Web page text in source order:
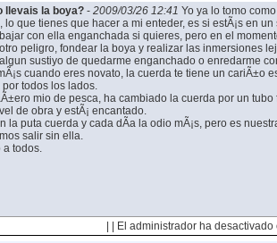
llevais la boya?- 2009/03/26 12:41 Yo ya lo tomo
lo que tienes que hacer a mi enteder, es si estÃ¡s en
con ella enganchada si quieres, pero en el
peligro, fondear la boya y realizar las inmersiones
sustiyo de quedarme enganchado o enredarme
cuando eres novato, la cuerda te tiene un cariÃ±o
todos los lados.
mio de pesca, ha cambiado la cuerda por un tubo
de obra y estÃ¡ encantado.
la puta cuerda y cada dÃ­a la odio mÃ¡s, pero es
salir sin ella.
a todos.
| | El administrador ha